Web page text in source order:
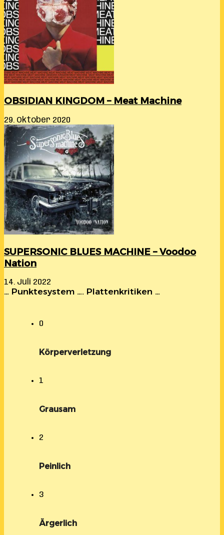
OBSIDIAN KINGDOM – Meat Machine
29. Oktober 2020
SUPERSONIC BLUES MACHINE – Voodoo
Nation
14. Juli 2022
… Punktesystem …. Plattenkritiken …
0
Körperverletzung
1
Grausam
2
Peinlich
3
Ärgerlich